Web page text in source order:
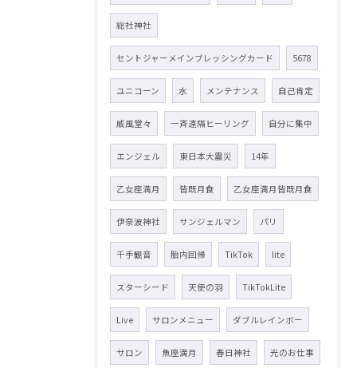
総社神社
セントジャーメインブレッシングカード 5678
ユニコーン 水 メンテナンス 自己肯定
威風堂々 一斉遠隔ヒーリング 自分に集中
エンジェル 東日本大震災 14年
乙女座満月 皆既月食 乙女座満月皆既月食
伊奈波神社 サンジェルマン パリ
千手観音 胎内回帰 TikTok lite
スターシード 天使の羽 TikTokLite
Live サロンメニュー ダブルレインボー
サロン 魚座満月 春日神社 光のお仕事